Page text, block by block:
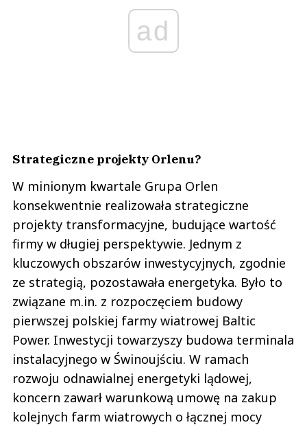
ad
Strategiczne projekty Orlenu?
W minionym kwartale Grupa Orlen
konsekwentnie realizowała strategiczne
projekty transformacyjne, budujące wartość
firmy w długiej perspektywie. Jednym z
kluczowych obszarów inwestycyjnych, zgodnie
ze strategią, pozostawała energetyka. Było to
związane m.in. z rozpoczęciem budowy
pierwszej polskiej farmy wiatrowej Baltic
Power. Inwestycji towarzyszy budowa terminala
instalacyjnego w Świnoujściu. W ramach
rozwoju odnawialnej energetyki lądowej,
koncern zawarł warunkową umowę na zakup
kolejnych farm wiatrowych o łącznej mocy